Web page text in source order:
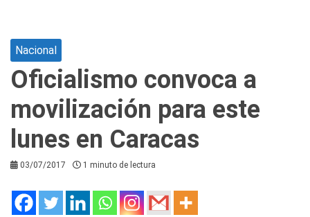
Nacional
Oficialismo convoca a
movilización para este
lunes en Caracas
03/07/2017 1 minuto de lectura